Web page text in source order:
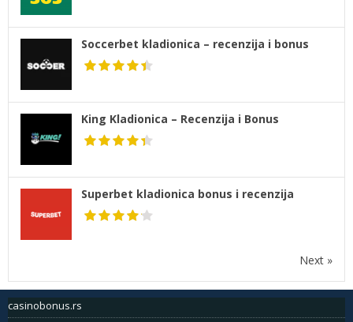
Soccerbet kladionica – recenzija i bonus
King Kladionica – Recenzija i Bonus
Superbet kladionica bonus i recenzija
Next »
casinobonus.rs